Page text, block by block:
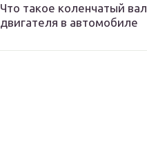
Что такое коленчатый вал
двигателя в автомобиле